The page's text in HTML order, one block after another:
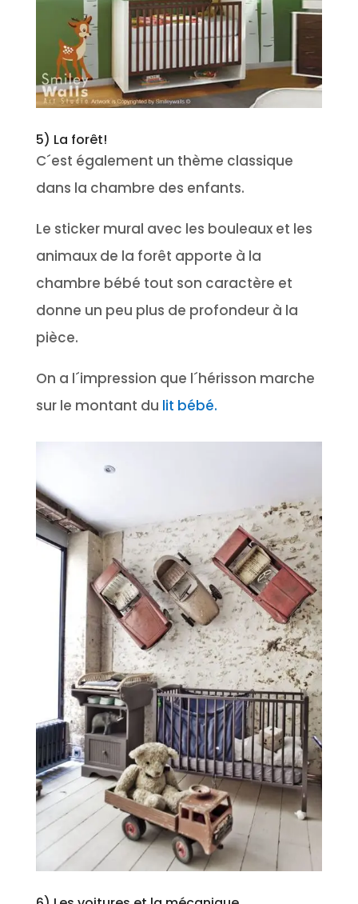
5) La forêt!
C´est également un thème classique
dans la chambre des enfants.
Le sticker mural avec les bouleaux et les
animaux de la forêt apporte à la
chambre bébé tout son caractère et
donne un peu plus de profondeur à la
pièce.
On a l´impression que l´hérisson marche
sur le montant du lit bébé.